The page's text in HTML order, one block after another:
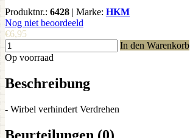
Produktnr.: 6428 | Marke: HKM
Nog niet beoordeeld
€6,95
In den Warenkorb
Op voorraad
Beschreibung
- Wirbel verhindert Verdrehen
Beurteilungen (0)